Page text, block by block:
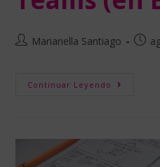
Marianella Santiago
Continuar Leyendo